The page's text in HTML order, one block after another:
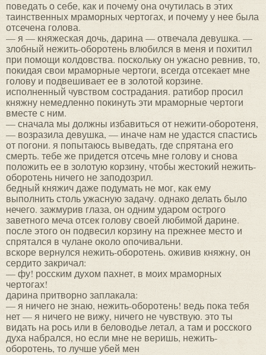
поведать о себе, как и почему она очутилась в этих
таинственных мраморных чертогах, и почему у нее была
отсечена голова.
— я — княжеская дочь, дарина — отвечала девушка. —
злобный нежить-оборотень влюбился в меня и похитил
при помощи колдовства. поскольку он ужасно ревнив, то,
покидая свои мраморные чертоги, всегда отсекает мне
голову и подвешивает ее в золотой корзине.
исполненный чувством сострадания. ратибор просил
княжну немедленно покинуть эти мраморные чертоги
вместе с ним.
— сначала мы должны избавиться от нежити-оборотеня,
— возразила девушка, — иначе нам не удастся спастись
от погони. я попытаюсь выведать, где спрятана его
смерть. тебе же придется отсечь мне голову и снова
положить ее в золотую корзину, чтобы жестокий нежить-
оборотень ничего не заподозрил.
бедный княжич даже подумать не мог, как ему
выполнить столь ужасную задачу. однако делать было
нечего. зажмурив глаза, он одним ударом острого
заветного меча отсек голову своей любимой дарине.
после этого он подвесил корзину на прежнее место и
спрятался в чулане около опочивальни.
вскоре вернулся нежить-оборотень. оживив княжну, он
сердито закричал:
— фу! росским духом пахнет, в моих мраморных
чертогах!
дарина притворно заплакала:
— я ничего не знаю, нежить-оборотень! ведь пока тебя
нет — я ничего не вижу, ничего не чувствую. это ты
видать на рось или в беловодье летал, а там и росского
духа набрался, но если мне не веришь, нежить-
оборотень, то лучше убей мен